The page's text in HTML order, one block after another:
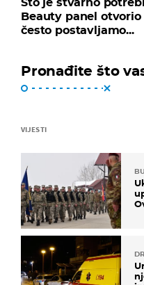
Beauty panel
često postavljamo...
Pronađite što
VIJESTI